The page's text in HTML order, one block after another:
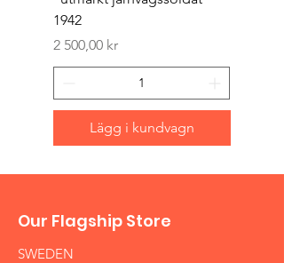
1942
Pris
2 500,00 kr
Lägg i kundvagn
Our Flagship Store
SWEDEN